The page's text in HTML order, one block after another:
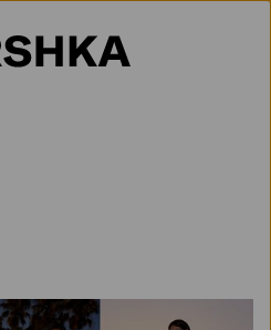
Selección de país